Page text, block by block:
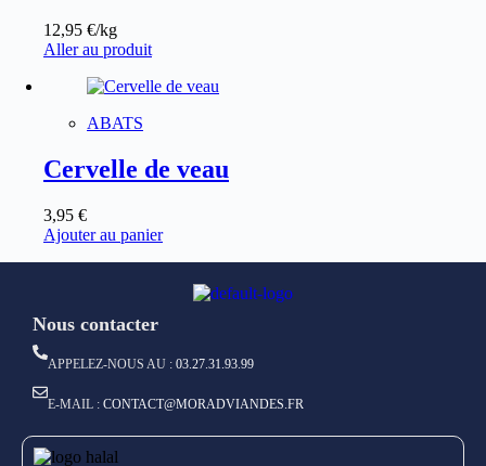
12,95 €/kg
Aller au produit
ABATS
Cervelle de veau
3,95 €
Ajouter au panier
Nous contacter
APPELEZ-NOUS AU : 03.27.31.93.99
E-MAIL : CONTACT@MORADVIANDES.FR